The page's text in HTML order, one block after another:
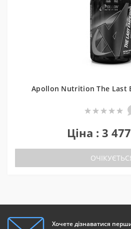
Apollon Nutrition The Last
Ціна : 3
Хочете дізнаватися